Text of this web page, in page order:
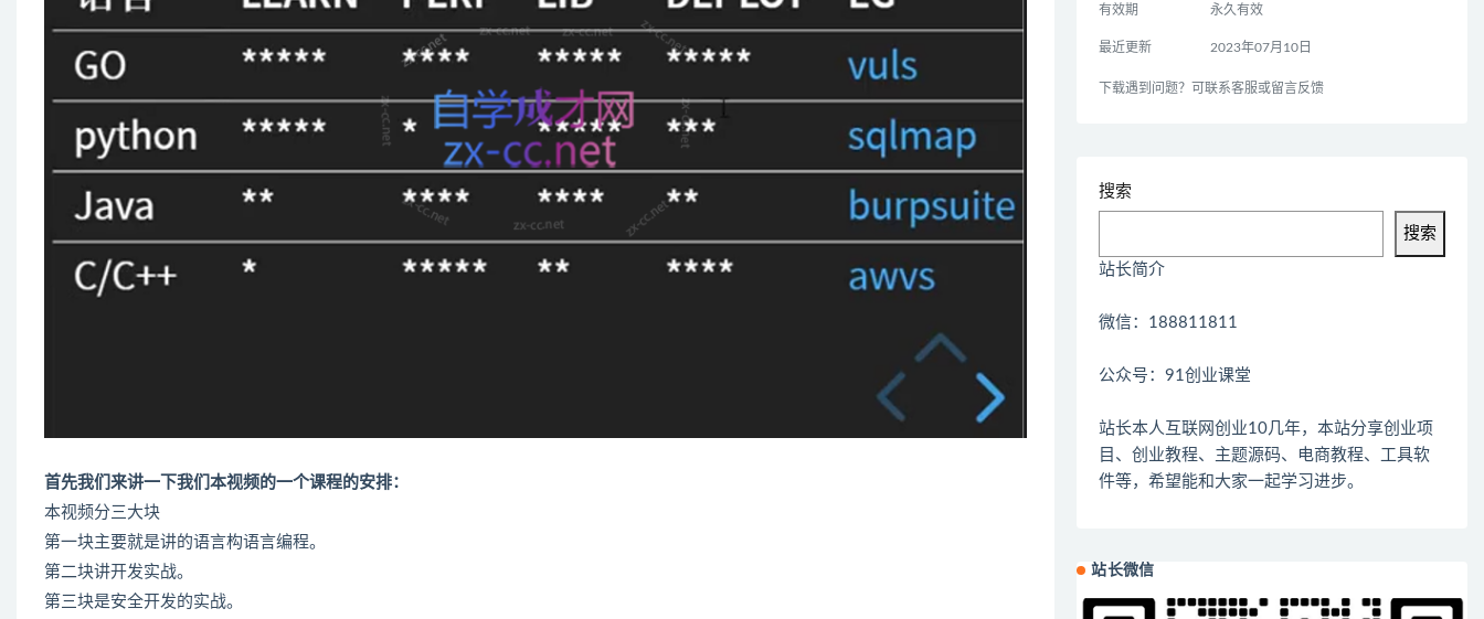
首先我们来讲一下我们本视频的一个课程的安排：
本视频分三大块
第一块主要就是讲的语言构语言编程。
第二块讲开发实战。
第三块是安全开发的实战。
有效期 永久有效
最近更新 2023年07月10日
下载遇到问题？可联系客服或留言反馈
搜索
搜索
站长简介
微信：188811811
公众号：91创业课堂
站长本人互联网创业10几年，本站分享创业项
目、创业教程、主题源码、电商教程、工具软
件等，希望能和大家一起学习进步。
站长微信